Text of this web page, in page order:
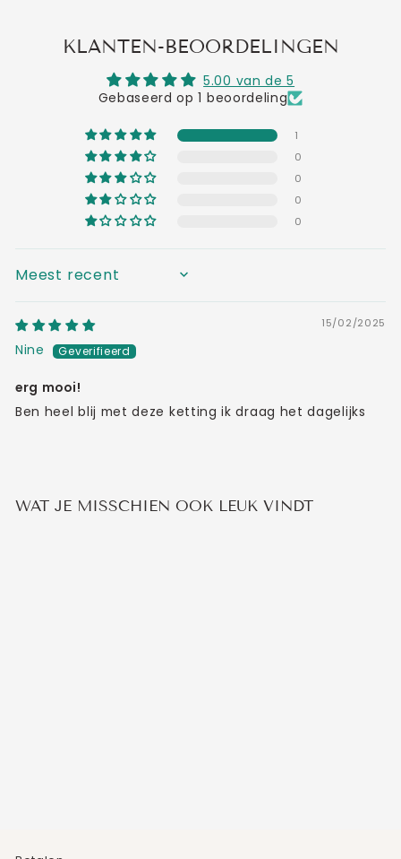
KLANTEN-BEOORDELINGEN
5.00 van de 5
Gebaseerd op 1 beoordeling
1
0
0
0
0
SORT BY
15/02/2025
Nine
erg mooi!
Ben heel blij met deze ketting ik draag het dagelijks
WAT JE MISSCHIEN OOK LEUK VINDT